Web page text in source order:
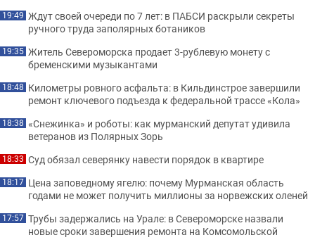
19:49 Ждут своей очереди по 7 лет: в ПАБСИ раскрыли секреты
ручного труда заполярных ботаников
19:35 Житель Североморска продает 3-рублевую монету с
бременскими музыкантами
18:48 Километры ровного асфальта: в Кильдинстрое завершили
ремонт ключевого подъезда к федеральной трассе «Кола»
18:38 «Снежинка» и роботы: как мурманский депутат удивила
ветеранов из Полярных Зорь
18:33 Суд обязал северянку навести порядок в квартире
18:17 Цена заповедному ягелю: почему Мурманская область
годами не может получить миллионы за норвежских оленей
17:57 Трубы задержались на Урале: в Североморске назвали
новые сроки завершения ремонта на Комсомольской